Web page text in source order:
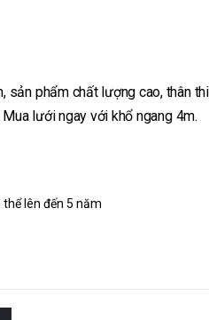
phẩm chất lượng cao, thân
lưới ngay với khổ ngang 4m.
lên đến 5 năm